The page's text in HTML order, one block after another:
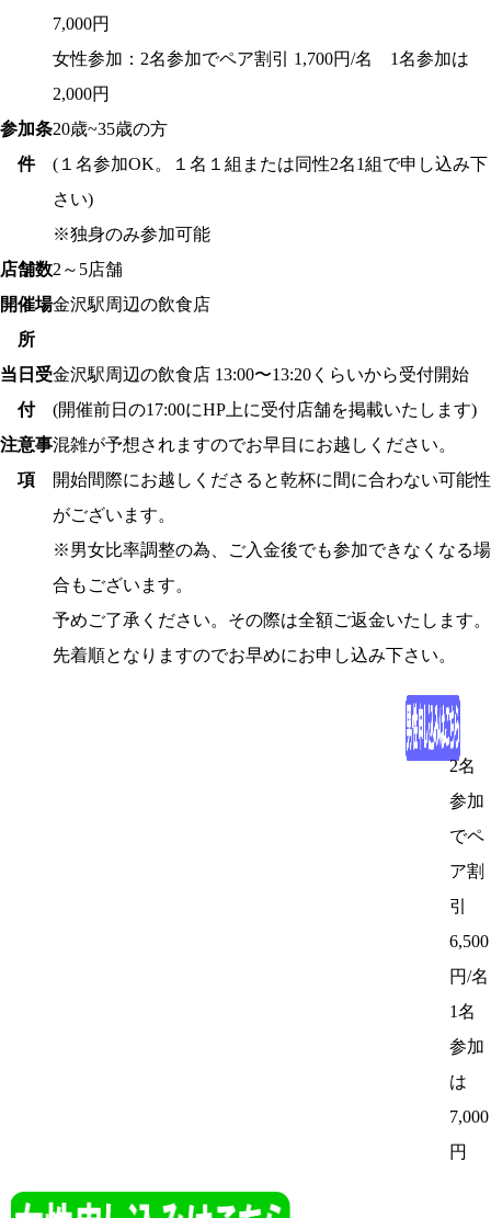
7,000円
女性参加：2名参加でペア割引 1,700円/名 1名参加は
2,000円
参加条
件
20歳~35歳の方
(１名参加OK。１名１組または同性2名1組で申し込み下
さい)
※独身のみ参加可能
店舗数2～5店舗
開催場
所
金沢駅周辺の飲食店
当日受
付
金沢駅周辺の飲食店 13:00〜13:20くらいから受付開始
(開催前日の17:00にHP上に受付店舗を掲載いたします)
注意事
項
混雑が予想されますのでお早目にお越しください。
開始間際にお越しくださると乾杯に間に合わない可能性
がございます。
※男女比率調整の為、ご入金後でも参加できなくなる場
合もございます。
予めご了承ください。その際は全額ご返金いたします。
先着順となりますのでお早めにお申し込み下さい。
2名
参加
でペ
ア割
引
6,500
円/名
1名
参加
は
7,000
円